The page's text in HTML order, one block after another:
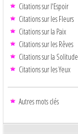
Citations sur l'Espoir
Citations sur les Fleurs
Citations sur la Paix
Citations sur les Rêves
Citations sur la Solitude
Citations sur les Yeux
Autres mots clés